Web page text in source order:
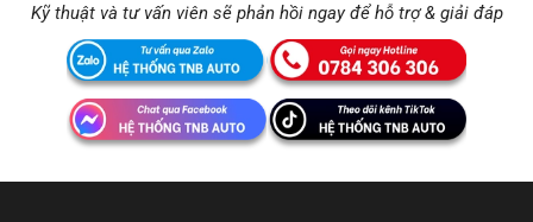
Kỹ thuật và tư vấn viên sẽ phản hồi ngay để hỗ trợ & giải đáp